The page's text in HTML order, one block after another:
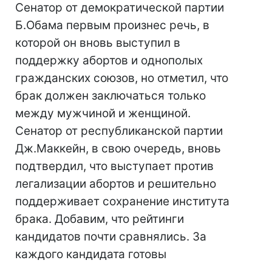
Сенатор от демократической партии
Б.Обама первым произнес речь, в
которой он вновь выступил в
поддержку абортов и однополых
гражданских союзов, но отметил, что
брак должен заключаться только
между мужчиной и женщиной.
Сенатор от республиканской партии
Дж.Маккейн, в свою очередь, вновь
подтвердил, что выступает против
легализации абортов и решительно
поддерживает сохранение института
брака. Добавим, что рейтинги
кандидатов почти сравнялись. За
каждого кандидата готовы